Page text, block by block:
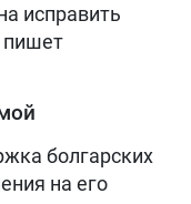
исправить
пишет
болгарских
на его